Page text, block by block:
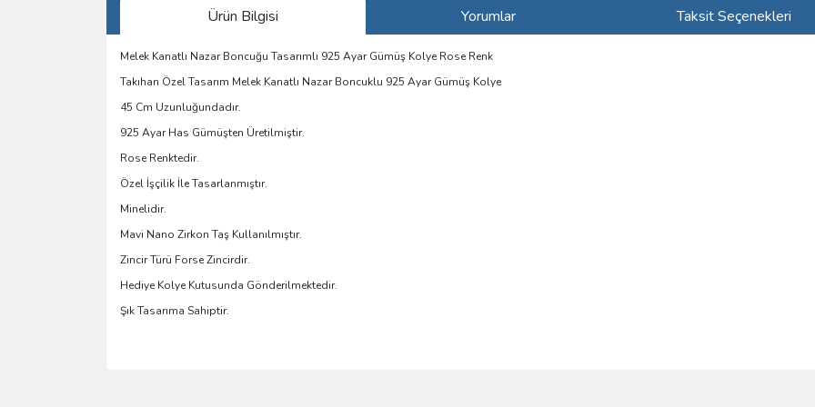
Ürün Bilgisi Yorumlar Taksit Seçenekleri
Melek Kanatlı Nazar Boncuğu Tasarımlı 925 Ayar Gümüş Kolye Rose Renk
Takıhan Özel Tasarım Melek Kanatlı Nazar Boncuklu 925 Ayar Gümüş Kolye
45 Cm Uzunluğundadır.
925 Ayar Has Gümüşten Üretilmiştir.
Rose Renktedir.
Özel İşçilik İle Tasarlanmıştır.
Minelidir.
Mavi Nano Zirkon Taş Kullanılmıştır.
Zincir Türü Forse Zincirdir.
Hediye Kolye Kutusunda Gönderilmektedir.
Şık Tasarıma Sahiptir.